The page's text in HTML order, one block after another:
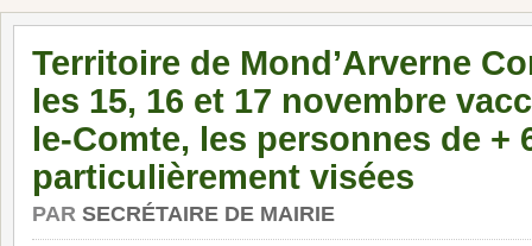
Territoire de Mond’Arverne
les 15, 16 et 17 novembre
le-Comte, les personnes de +
particulièrement visées
PAR SECRÉTAIRE DE MAIRIE